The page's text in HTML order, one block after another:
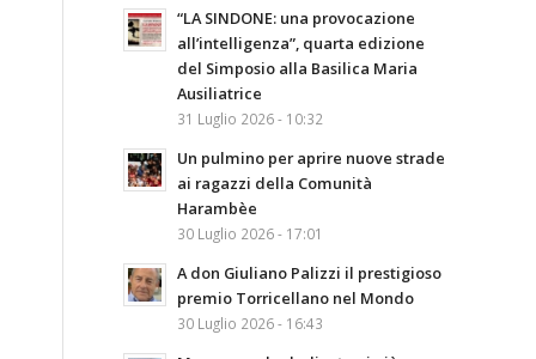
“LA SINDONE: una provocazione
all’intelligenza”, quarta edizione
del Simposio alla Basilica Maria
Ausiliatrice
31 Luglio 2026 - 10:32
Un pulmino per aprire nuove strade
ai ragazzi della Comunità
Harambèe
30 Luglio 2026 - 17:01
A don Giuliano Palizzi il prestigioso
premio Torricellano nel Mondo
30 Luglio 2026 - 16:43